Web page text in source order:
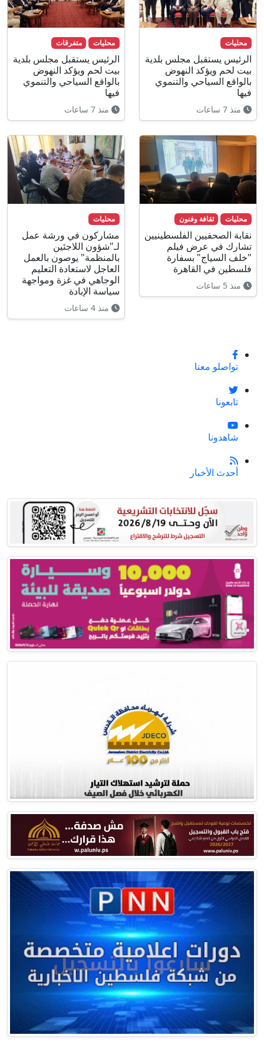
محليات
الرئيس يستقبل مجلس بلدية
بيت لحم ويؤكد النهوض
بالواقع السياحي والتنموي
فيها
منذ 7 ساعات
محليات متفرقات
الرئيس يستقبل مجلس بلدية
بيت لحم ويؤكد النهوض
بالواقع السياحي والتنموي
فيها
منذ 7 ساعات
محليات ثقافة وفنون
نقابة الصحفيين الفلسطينيين
تشارك في عرض فيلم
"خلف السياج" بسفارة
فلسطين في القاهرة
منذ 5 ساعات
محليات
مشاركون في ورشة عمل
لـ"شؤون اللاجئين
بالمنظمة" يوصون بالعمل
العاجل لاستعادة التعليم
الوجاهي في غزة ومواجهة
سياسة الإبادة
منذ 4 ساعات
تواصلو معنا
تابعونا
شاهدونا
أحدث الأخبار